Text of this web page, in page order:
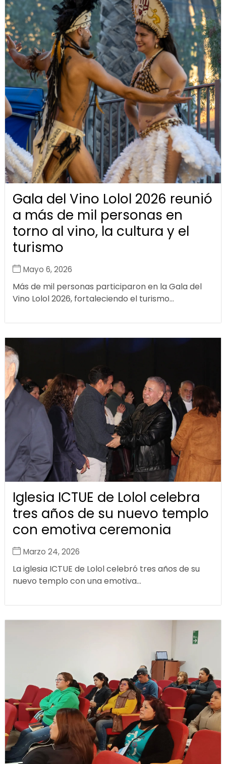
Gala del Vino Lolol 2026 reunió
a más de mil personas en
torno al vino, la cultura y el
turismo
Mayo 6, 2026
Más de mil personas participaron en la Gala del
Vino Lolol 2026, fortaleciendo el turismo...
Iglesia ICTUE de Lolol celebra
tres años de su nuevo templo
con emotiva ceremonia
Marzo 24, 2026
La iglesia ICTUE de Lolol celebró tres años de su
nuevo templo con una emotiva...